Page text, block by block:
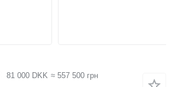
81 000 DKK ≈ 557 500 грн